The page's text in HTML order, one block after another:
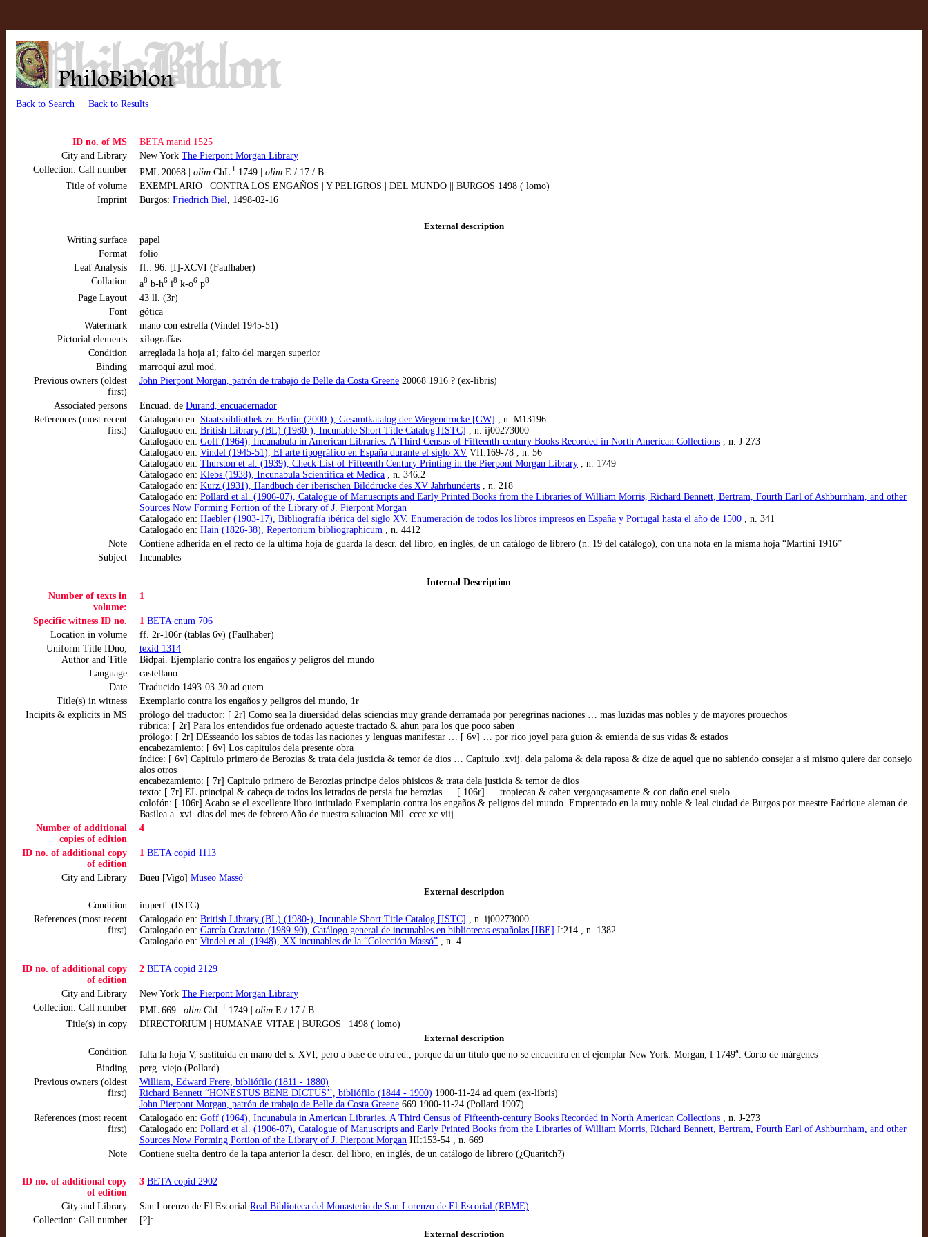
Back to Search Back to Results
ID no. of MS
BETA manid 1525
City and Library
New York The Pierpont Morgan Library
Collection: Call number
PML 20068 | olim ChL f 1749 | olim E / 17 / B
Title of volume
EXEMPLARIO | CONTRA LOS ENGAÑOS | Y PELIGROS | DEL MUNDO || BURGOS 1498 ( lomo)
Imprint
Burgos: Friedrich Biel, 1498-02-16
External description
Writing surface
papel
Format
folio
Leaf Analysis
ff.: 96: [I]-XCVI (Faulhaber)
Collation
a8 b-h6 i8 k-o6 p8
Page Layout
43 ll. (3r)
Font
gótica
Watermark
mano con estrella (Vindel 1945-51)
Pictorial elements
xilografías:
Condition
arreglada la hoja a1; falto del margen superior
Binding
marroquí azul mod.
Previous owners (oldest
first)
John Pierpont Morgan, patrón de trabajo de Belle da Costa Greene 20068 1916 ? (ex-libris)
Associated persons Encuad. de Durand, encuadernador
References (most recent
first)
Catalogado en: Staatsbibliothek zu Berlin (2000-), Gesamtkatalog der Wiegendrucke [GW] , n. M13196
Catalogado en: British Library (BL) (1980-), Incunable Short Title Catalog [ISTC] , n. ij00273000
Catalogado en: Goff (1964), Incunabula in American Libraries. A Third Census of Fifteenth-century Books Recorded in North American Collections , n. J-273
Catalogado en: Vindel (1945-51), El arte tipográfico en España durante el siglo XV VII:169-78 , n. 56
Catalogado en: Thurston et al. (1939), Check List of Fifteenth Century Printing in the Pierpont Morgan Library , n. 1749
Catalogado en: Klebs (1938), Incunabula Scientifica et Medica , n. 346.2
Catalogado en: Kurz (1931), Handbuch der iberischen Bilddrucke des XV Jahrhunderts , n. 218
Catalogado en: Pollard et al. (1906-07), Catalogue of Manuscripts and Early Printed Books from the Libraries of William Morris, Richard Bennett, Bertram, Fourth Earl of Ashburnham, and other
Sources Now Forming Portion of the Library of J. Pierpont Morgan
Catalogado en: Haebler (1903-17), Bibliografía ibérica del siglo XV. Enumeración de todos los libros impresos en España y Portugal hasta el año de 1500 , n. 341
Catalogado en: Hain (1826-38), Repertorium bibliographicum , n. 4412
Note
Contiene adherida en el recto de la última hoja de guarda la descr. del libro, en inglés, de un catálogo de librero (n. 19 del catálogo), con una nota en la misma hoja “Martini 1916”
Subject
Incunables
Internal Description
Number of texts in
volume:
1
Specific witness ID no. 1 BETA cnum 706
Location in volume
ff. 2r-106r (tablas 6v) (Faulhaber)
Uniform Title IDno,
Author and Title
texid 1314
Bidpai. Ejemplario contra los engaños y peligros del mundo
Language
castellano
Date
Traducido 1493-03-30 ad quem
Title(s) in witness
Exemplario contra los engaños y peligros del mundo, 1r
Incipits & explicits in MS
prólogo del traductor: [ 2r] Como sea la diuersidad delas sciencias muy grande derramada por peregrinas naciones … mas luzidas mas nobles y de mayores prouechos
rúbrica: [ 2r] Para los entendidos fue ordenado aqueste tractado & ahun para los que poco saben
prólogo: [ 2r] DEsseando los sabios de todas las naciones y lenguas manifestar … [ 6v] … por rico joyel para guion & emienda de sus vidas & estados
encabezamiento: [ 6v] Los capitulos dela presente obra
índice: [ 6v] Capitulo primero de Berozias & trata dela justicia & temor de dios … Capitulo .xvij. dela paloma & dela raposa & dize de aquel que no sabiendo consejar a si mismo quiere dar consejo
alos otros
encabezamiento: [ 7r] Capitulo primero de Berozias principe delos phisicos & trata dela justicia & temor de dios
texto: [ 7r] EL principal & cabeça de todos los letrados de persia fue berozias … [ 106r] … tropięcan & cahen vergonçasamente & con daño enel suelo
colofón: [ 106r] Acabo se el excellente libro intitulado Exemplario contra los engaños & peligros del mundo. Emprentado en la muy noble & leal ciudad de Burgos por maestre Fadrique aleman de
Basilea a .xvi. dias del mes de febrero Año de nuestra saluacion Mil .cccc.xc.viij
Number of additional
copies of edition
4
ID no. of additional copy
of edition
1 BETA copid 1113
City and Library Bueu [Vigo] Museo Massó
External description
Condition
imperf. (ISTC)
References (most recent
first)
Catalogado en: British Library (BL) (1980-), Incunable Short Title Catalog [ISTC] , n. ij00273000
Catalogado en: García Craviotto (1989-90), Catálogo general de incunables en bibliotecas españolas [IBE] I:214 , n. 1382
Catalogado en: Vindel et al. (1948), XX incunables de la “Colección Massó” , n. 4
ID no. of additional copy
of edition
2 BETA copid 2129
City and Library New York The Pierpont Morgan Library
Collection: Call number
PML 669 | olim ChL f 1749 | olim E / 17 / B
Title(s) in copy
DIRECTORIUM | HUMANAE VITAE | BURGOS | 1498 ( lomo)
External description
Condition
falta la hoja V, sustituida en mano del s. XVI, pero a base de otra ed.; porque da un título que no se encuentra en el ejemplar New York: Morgan, f 1749a
. Corto de márgenes
Binding
perg. viejo (Pollard)
Previous owners (oldest
first)
William, Edward Frere, bibliófilo (1811 - 1880)
Richard Bennett “HONESTUS BENE DICTUS’’, bibliófilo (1844 - 1900) 1900-11-24 ad quem (ex-libris)
John Pierpont Morgan, patrón de trabajo de Belle da Costa Greene 669 1900-11-24 (Pollard 1907)
References (most recent
first)
Catalogado en: Goff (1964), Incunabula in American Libraries. A Third Census of Fifteenth-century Books Recorded in North American Collections , n. J-273
Catalogado en: Pollard et al. (1906-07), Catalogue of Manuscripts and Early Printed Books from the Libraries of William Morris, Richard Bennett, Bertram, Fourth Earl of Ashburnham, and other
Sources Now Forming Portion of the Library of J. Pierpont Morgan III:153-54 , n. 669
Note
Contiene suelta dentro de la tapa anterior la descr. del libro, en inglés, de un catálogo de librero (¿Quaritch?)
ID no. of additional copy
of edition
3 BETA copid 2902
City and Library San Lorenzo de El Escorial Real Biblioteca del Monasterio de San Lorenzo de El Escorial (RBME)
Collection: Call number
[?]:
External description